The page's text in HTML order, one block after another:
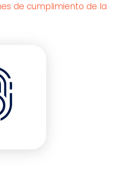
de cumplimiento de la